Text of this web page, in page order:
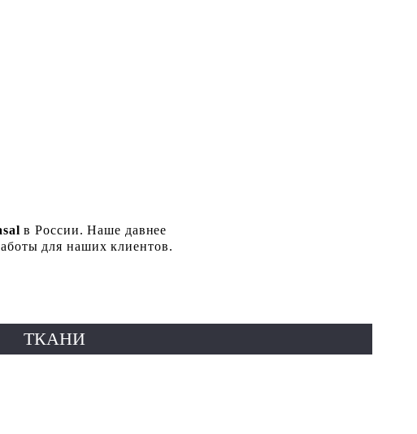
в России. Наше давнее
для наших клиентов.
ТКАНИ